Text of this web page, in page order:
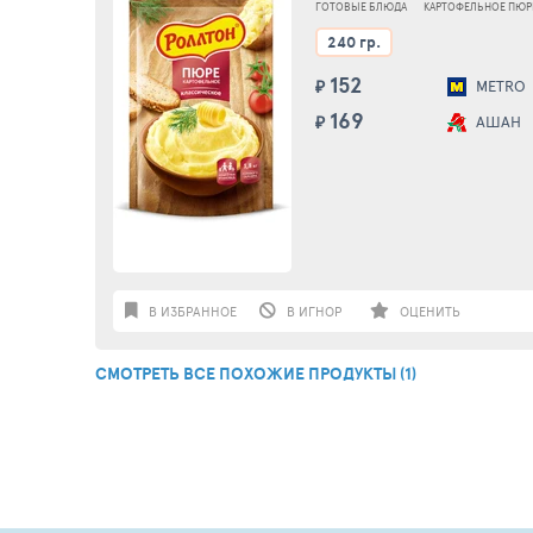
ГОТОВЫЕ БЛЮДА КАРТОФЕЛЬНОЕ
240 гр.
₽ 152 METRO
₽ 169 АШАН
В ИЗБРАННОЕ В ИГНОР ОЦЕНИТЬ
СМОТРЕТЬ ВСЕ ПОХОЖИЕ ПРОДУКТЫ (1)